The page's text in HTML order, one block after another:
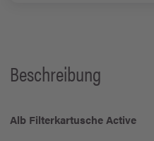
Beschreibung
Alb Filterkartusche Active